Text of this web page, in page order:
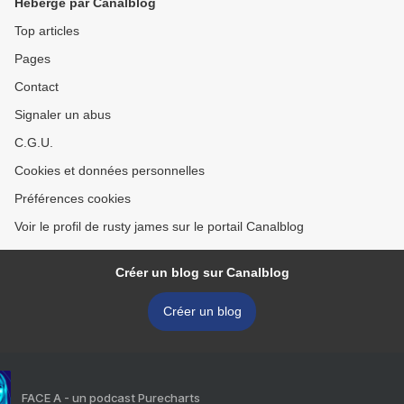
Top articles
Pages
Contact
Signaler un abus
C.G.U.
Cookies et données personnelles
Préférences cookies
Voir le profil de rusty james sur le portail Canalblog
Créer un blog sur Canalblog
Créer un blog
FACE A - un podcast Purecharts